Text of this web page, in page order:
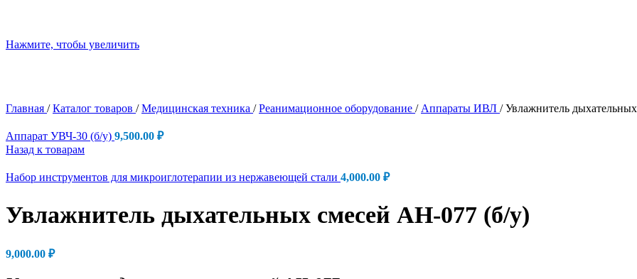
Нажмите, чтобы увеличить
Главная / Каталог товаров / Медицинская техника / Реанимационное оборудование / Аппараты ИВЛ / Увлажнитель
Аппарат УВЧ-30 (б/у) 9,500.00 ₽
Назад к товарам
Набор инструментов для микроиглотерапии из нержавеющей стали 4,000.00 ₽
Увлажнитель дыхательных смесей АН-077 (б/у)
9,000.00 ₽